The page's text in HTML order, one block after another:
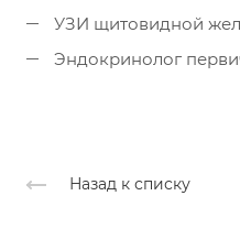
УЗИ щитовидной
Эндокринолог
Назад к списку